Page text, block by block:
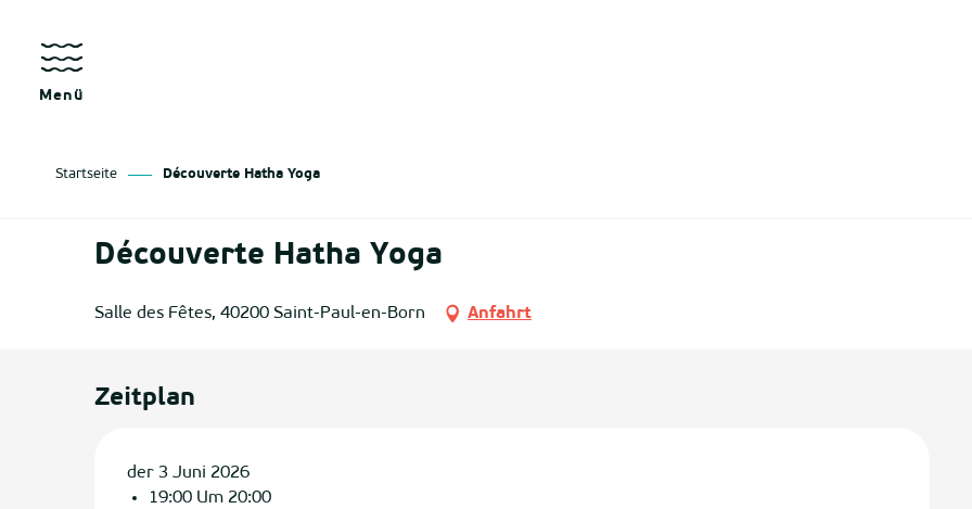
contenu
principal
Menü
Startseite Découverte Hatha Yoga
Découverte Hatha Yoga
Salle des Fêtes, 40200 Saint-Paul-en-Born Anfahrt
Zeitplan
der 3 Juni 2026
19:00 Um 20:00